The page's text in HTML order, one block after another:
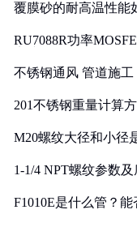
覆膜砂的耐高温性能
RU7088R功率
不锈钢通风 管道施工
201不锈钢重量计算
M20螺纹大径和小径
1-1/4 NPT螺纹参数
F1010E是什么管？能